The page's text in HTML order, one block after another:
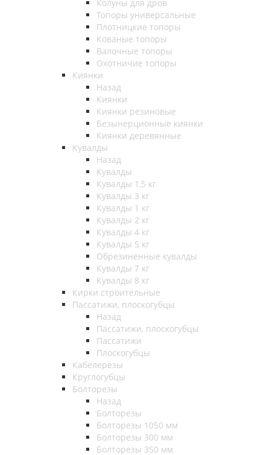
Колуны для дров
Топоры универсальные
Плотницкие топоры
Кованые топоры
Валочные топоры
Охотничие топоры
Киянки
Назад
Киянки
Киянки резиновые
Безынерционные киянки
Киянки деревянные
Кувалды
Назад
Кувалды
Кувалды 1,5 кг
Кувалды 3 кг
Кувалды 1 кг
Кувалды 2 кг
Кувалды 4 кг
Кувалды 5 кг
Обрезиненные кувалды
Кувалды 7 кг
Кувалды 8 кг
Кирки строительные
Пассатижи, плоскогубцы
Назад
Пассатижи, плоскогубцы
Пассатижи
Плоскогубцы
Кабелерезы
Круглогубцы
Болторезы
Назад
Болторезы
Болторезы 1050 мм
Болторезы 300 мм
Болторезы 350 мм